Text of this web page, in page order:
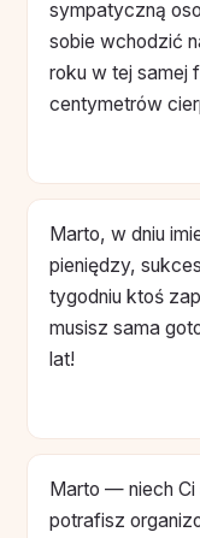
sympatyczną
sobie wchodzić
roku w tej samej
centymetrów
Marto, w dniu
pieniędzy,
tygodniu ktoś
musisz sama
lat!
Marto — niech
potrafisz